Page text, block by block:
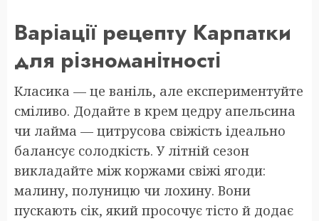
Варіації рецепту Карпатки
для різноманітності
Класика — це ваніль, але експериментуйте
сміливо. Додайте в крем цедру апельсина
чи лайма — цитрусова свіжість ідеально
балансує солодкість. У літній сезон
викладайте між коржами свіжі ягоди:
малину, полуницю чи лохину. Вони
пускають сік, який просочує тісто й додає